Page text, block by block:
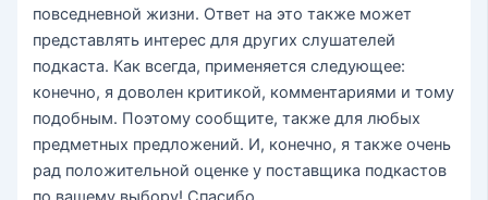
повседневной жизни. Ответ на это также может
представлять интерес для других слушателей
подкаста. Как всегда, применяется следующее:
конечно, я доволен критикой, комментариями и тому
подобным. Поэтому сообщите, также для любых
предметных предложений. И, конечно, я также очень
рад положительной оценке у поставщика подкастов